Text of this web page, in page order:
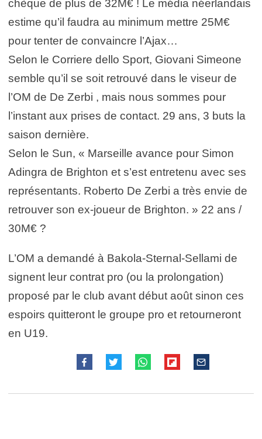
chèque de plus de 32M€ ! Le média néerlandais
estime qu’il faudra au minimum mettre 25M€
pour tenter de convaincre l’Ajax…
Selon le Corriere dello Sport, Giovani Simeone
semble qu’il se soit retrouvé dans le viseur de
l’OM de De Zerbi , mais nous sommes pour
l’instant aux prises de contact. 29 ans, 3 buts la
saison dernière.
Selon le Sun, « Marseille avance pour Simon
Adingra de Brighton et s’est entretenu avec ses
représentants. Roberto De Zerbi a très envie de
retrouver son ex-joueur de Brighton. » 22 ans /
30M€ ?
L’OM a demandé à Bakola-Sternal-Sellami de
signent leur contrat pro (ou la prolongation)
proposé par le club avant début août sinon ces
espoirs quitteront le groupe pro et retourneront
en U19.